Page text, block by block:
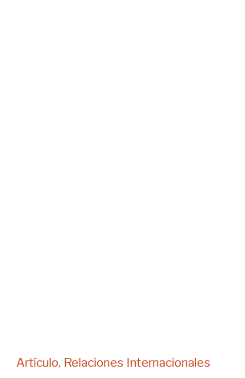
Artículo Relaciones Internacionales